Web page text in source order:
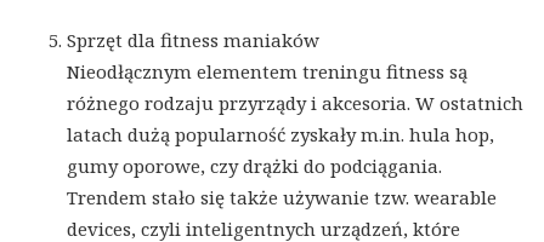
Sprzęt dla fitness maniaków
Nieodłącznym elementem treningu fitness są
różnego rodzaju przyrządy i akcesoria. W ostatnich
latach dużą popularność zyskały m.in. hula hop,
gumy oporowe, czy drążki do podciągania.
Trendem stało się także używanie tzw. wearable
devices, czyli inteligentnych urządzeń, które